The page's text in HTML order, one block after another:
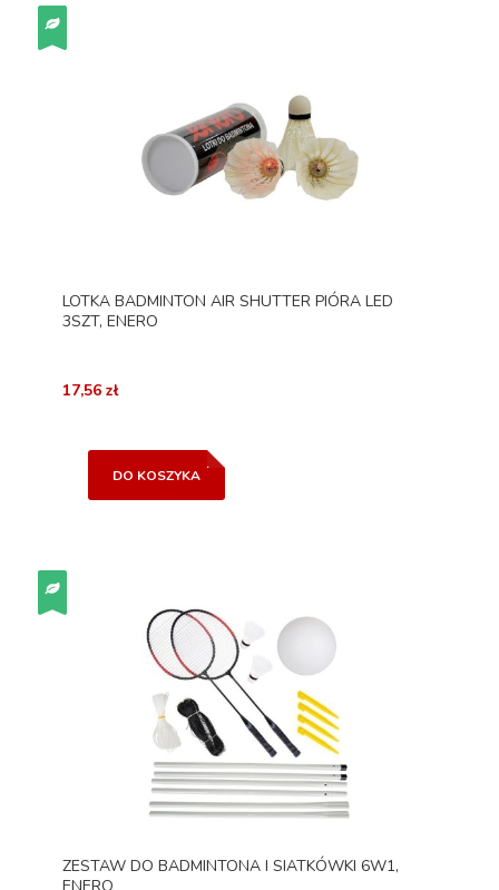
LOTKA BADMINTON AIR SHUTTER PIÓRA LED
3SZT, ENERO
17,56 zł
DO KOSZYKA
ZESTAW DO BADMINTONA I SIATKÓWKI 6W1,